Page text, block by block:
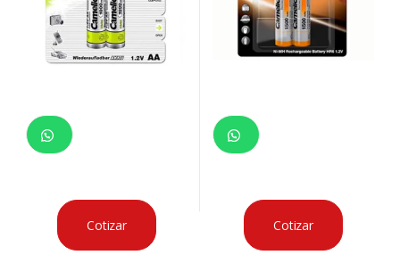
Cotizar Cotizar